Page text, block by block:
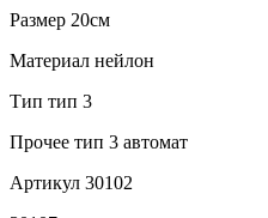
Размер 20см
Материал нейлон
Тип тип 3
Прочее тип 3 автомат
Артикул 30102